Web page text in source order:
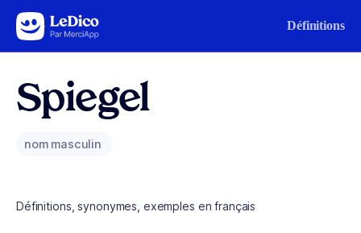
Aller au contenu Définitions
Spiegel
nom masculin
Définitions, synonymes, exemples en français